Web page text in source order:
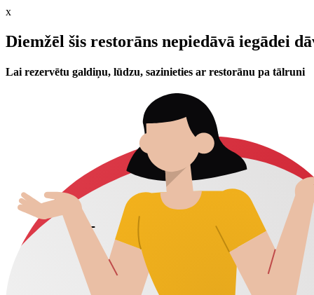
x
Diemžēl šis restorāns nepiedāvā iegādei
Lai rezervētu galdiņu, lūdzu, sazinieties ar restorānu pa tālruni